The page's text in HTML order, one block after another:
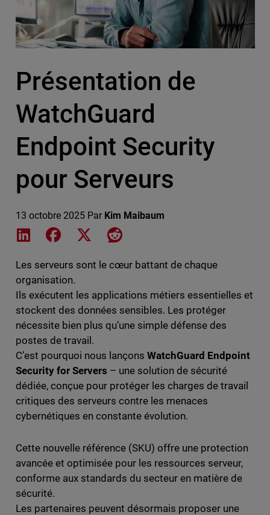
Présentation de
WatchGuard
Endpoint Security
pour Serveurs
13 octobre 2025 Par Kim Maibaum
Share on LinkedIn
Share on Facebook
Share on XShare on Reddit
Les serveurs sont le cœur battant de chaque
organisation.
Ils exécutent les applications métiers essentielles et
stockent des données sensibles. Les protéger
nécessite bien plus qu’une simple défense des
postes de travail.
C’est pourquoi nous lançons WatchGuard Endpoint
Security for Servers – une solution de sécurité
dédiée, conçue pour protéger les charges de travail
critiques des serveurs contre les menaces
cybernétiques en constante évolution.
Cette nouvelle référence (SKU) offre une protection
avancée et optimisée pour les ressources serveur,
conforme aux standards du secteur en matière de
sécurité.
Les partenaires peuvent désormais proposer une